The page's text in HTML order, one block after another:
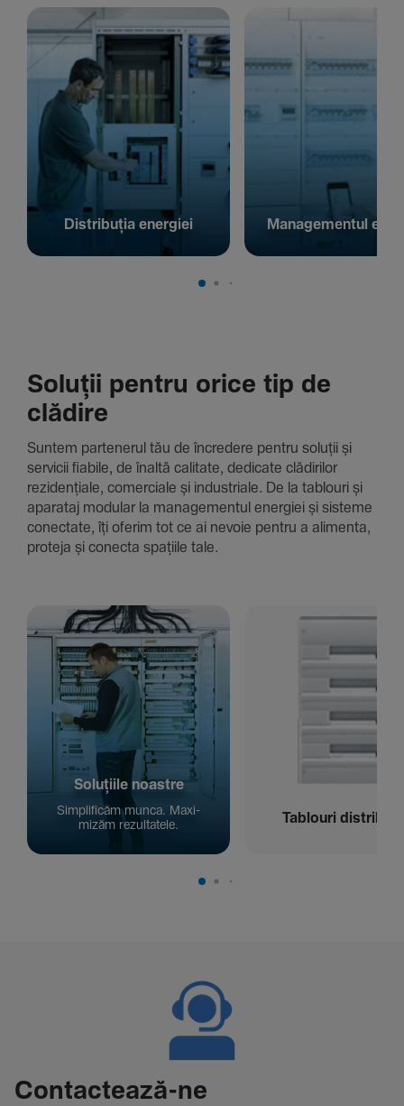
Distribuția energiei Managementul
Soluții pentru orice tip de
clădire
Suntem parte­nerul tău de încre­dere pentru soluții și
servicii fiabile, de înaltă cali­tate, dedi­cate clădi­rilor
rezi­den­țiale, comer­ciale și indus­triale. De la tablouri și
aparataj modular la managementul energiei și sisteme
conec­tate, îți oferim tot ce ai nevoie pentru a alimenta,
proteja și conecta spațiile tale.
Solu­țiile noastre
Simpli­ficăm munca. Maxi­
mizăm rezul­ta­tele.
Tablouri
Contac­tează-ne